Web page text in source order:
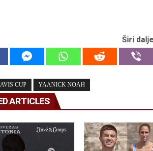
Širi dalje
CUP YAANICK NOAH
ARTICLES